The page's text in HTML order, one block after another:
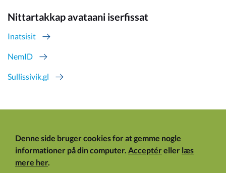
Nittartakkap avataani iserfissat
Inatsisit
NemID
Sullissivik.gl
Denne side bruger cookies for at gemme nogle
informationer på din computer. Acceptéreller læs
mere her.